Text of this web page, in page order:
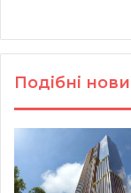
Подібні